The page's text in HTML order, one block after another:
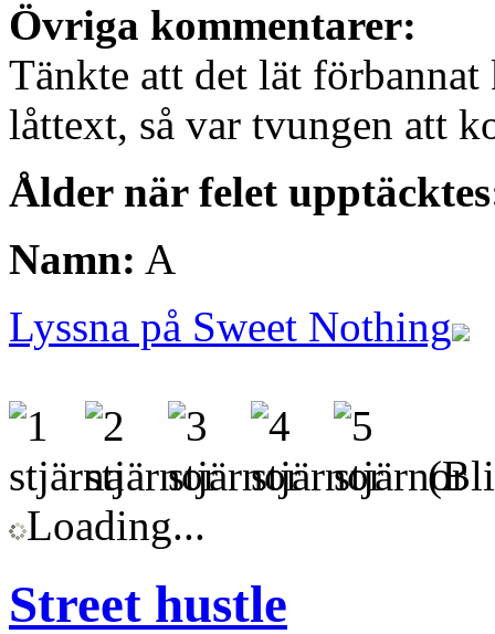
Övriga kommentarer:
Tänkte att det lät
låttext, så var tvungen att
Ålder när felet
Namn: A
Lyssna på Sweet Nothing
(Bli
Loading...
Street hustle